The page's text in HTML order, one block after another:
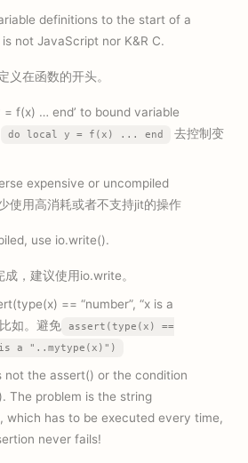
definitions to the start of a
not JavaScript nor K&R C.
义在函数的开头。
= f(x) … end’ to bound variable
do local y = f(x) ... end
去控制变
expensive or uncompiled
使用高消耗或者不支持jit的操作
use io.write().
，建议使用io.write。
== “number”, “x is a
如。避免
assert(type(x) ==
a "..mytype(x)")
not the assert() or the condition
The problem is the string
which has to be executed every time,
never fails!